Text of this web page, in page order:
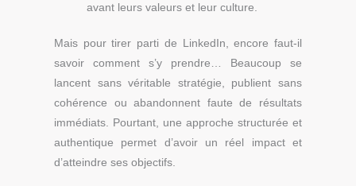
avant leurs valeurs et leur culture.
Mais pour tirer parti de LinkedIn, encore faut-il
savoir comment s’y prendre…
Beaucoup se
lancent sans véritable stratégie, publient sans
cohérence ou abandonnent faute de résultats
immédiats. Pourtant, une approche structurée et
authentique permet d’avoir un réel impact et
d’atteindre ses objectifs.